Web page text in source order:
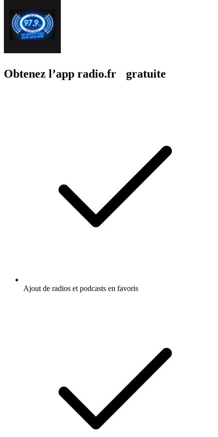
Obtenez l’app radio.fr gratuite
Ajout de radios et podcasts en favoris